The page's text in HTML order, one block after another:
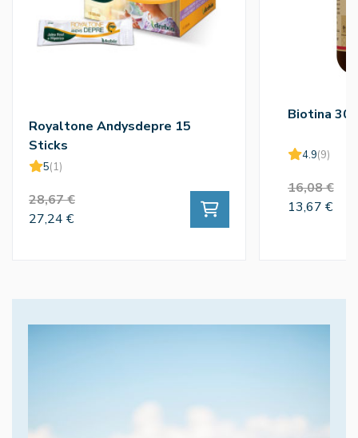
Royaltone Andysdepre 15
Sticks
5(1)
28,67 €
27,24 €
Biotina
4.9(9)
16,08 €
13,67 €